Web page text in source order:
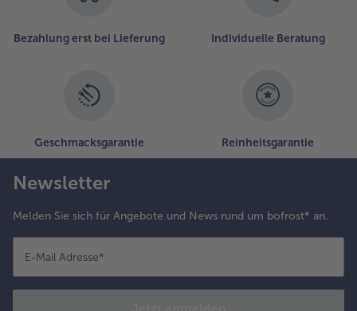
Bezahlung erst bei Lieferung Individuelle Beratung
Geschmacksgarantie Reinheitsgarantie
Newsletter
Melden Sie sich für Angebote und News rund um bofrost* an.
E-Mail Adresse*